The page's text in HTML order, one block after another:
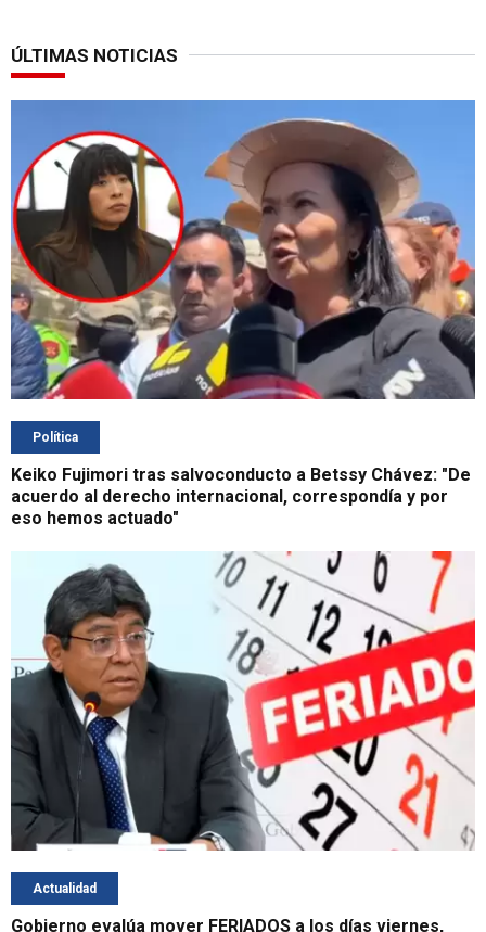
ÚLTIMAS NOTICIAS
Política
Keiko Fujimori tras salvoconducto a Betssy Chávez: "De
acuerdo al derecho internacional, correspondía y por
eso hemos actuado"
Actualidad
Gobierno evalúa mover FERIADOS a los días viernes,